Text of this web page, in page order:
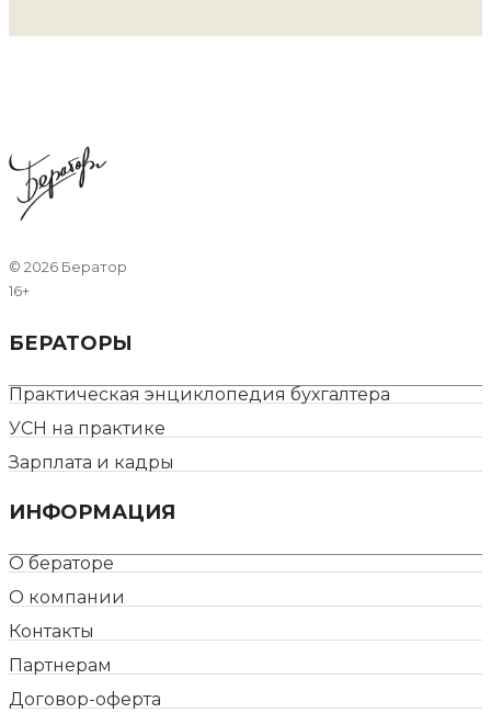
© 2026 Бератор
16+
БЕРАТОРЫ
Практическая энциклопедия бухгалтера
УСН на практике
Зарплата и кадры
ИНФОРМАЦИЯ
О бераторе
О компании
Контакты
Партнерам
Договор-оферта